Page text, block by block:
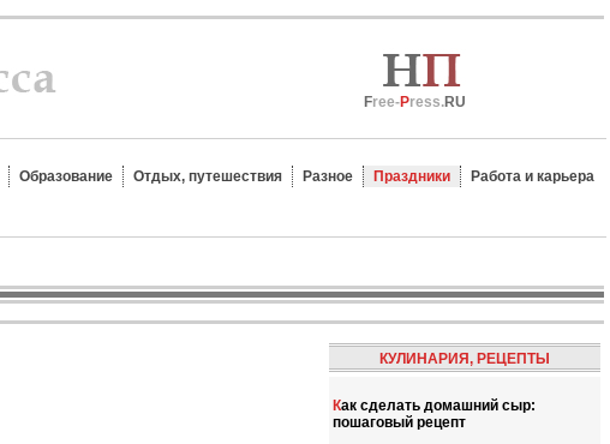
Free-Press.RU
Образование Отдых, путешествия Разное Праздники
Работа и карьера
КУЛИНАРИЯ, РЕЦЕПТЫ
Как сделать домашний сыр:
пошаговый рецепт